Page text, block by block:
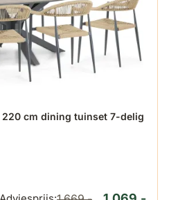
220 cm dining tuinset 7-delig
de gekozen opties op de